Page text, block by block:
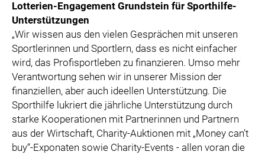
Lotterien-Engagement Grundstein für Sporthilfe-
Unterstützungen
„Wir wissen aus den vielen Gesprächen mit unseren
Sportlerinnen und Sportlern, dass es nicht einfacher
wird, das Profisportleben zu finanzieren. Umso mehr
Verantwortung sehen wir in unserer Mission der
finanziellen, aber auch ideellen Unterstützung. Die
Sporthilfe lukriert die jährliche Unterstützung durch
starke Kooperationen mit Partnerinnen und Partnern
aus der Wirtschaft, Charity-Auktionen mit „Money can’t
buy“-Exponaten sowie Charity-Events - allen voran die